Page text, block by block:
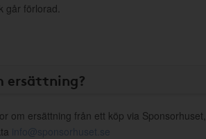
går förlorad.
ersättning?
om ersättning från ett köp via Sponsorhuset,
info@sponsorhuset.se